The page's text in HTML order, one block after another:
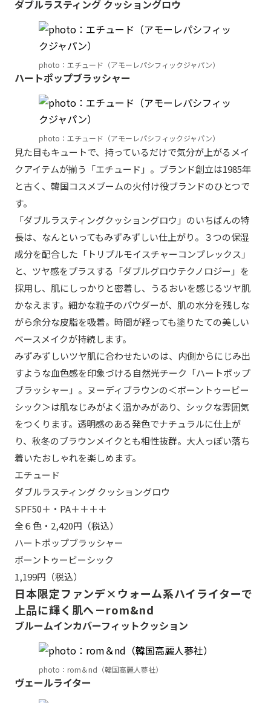
ダブルラスティング クッショングロウ
photo：エチュード（アモーレパシフィックジャパン）
ハートポップブラッシャー
photo：エチュード（アモーレパシフィックジャパン）
見た目もキュートで、持っているだけで気分が上がるメイ
クアイテムが揃う「エチュード」。ブランド創立は1985年
と古く、韓国コスメブームの火付け役ブランドのひとつで
す。
「ダブルラスティングクッショングロウ」のいちばんの特
長は、なんといってもみずみずしい仕上がり。３つの保湿
成分を配合した「トリプルモイスチャーコンプレックス」
と、ツヤ感をプラスする「ダブルグロウテクノロジー」を
採用し、肌にしっかりと密着し、うるおいを感じるツヤ肌
かなえます。細かな粒子のパウダーが、肌の水分を残しな
がら余分な皮脂を吸着。時間が経っても塗りたての美しい
ベースメイクが持続します。
みずみずしいツヤ肌に合わせたいのは、内側からにじみ出
すような血色感を印象づける自然光チーク「ハートポップ
ブラッシャー」。ヌーディブラウンの＜ボーントゥービー
シック＞は肌なじみがよく温かみがあり、シックな雰囲気
をつくります。透明感のある発色でナチュラルに仕上が
り、秋冬のブラウンメイクとも相性抜群。大人っぽい落ち
着いたおしゃれを楽しめます。
エチュード
ダブルラスティング クッショングロウ
SPF50＋・PA＋＋＋＋
全６色・2,420円（税込）
ハートポップブラッシャー
ボーントゥービーシック
1,199円（税込）
日本限定ファンデ×ウォーム系ハイライターで
上品に輝く肌へ－rom&nd
ブルームインカバーフィットクッション
photo：rom＆nd（韓国高麗人蔘社）
ヴェールライター